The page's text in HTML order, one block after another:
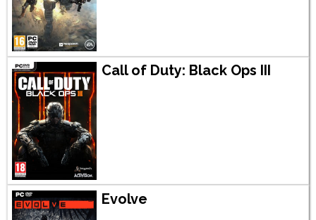
Call of Duty: Black Ops III
Evolve